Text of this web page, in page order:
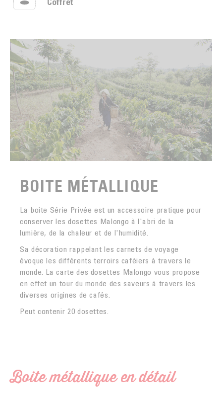
BOITE MÉTALLIQUE
La boite Série Privée est un accessoire pratique pour
conserver les dosettes Malongo à l'abri de la
lumière, de la chaleur et de l'humidité.
Sa décoration rappelant les carnets de voyage
évoque les différents terroirs caféiers à travers le
monde. La carte des dosettes Malongo vous propose
en effet un tour du monde des saveurs à travers les
diverses origines de cafés.
Peut contenir 20 dosettes.
Boite métallique en détail